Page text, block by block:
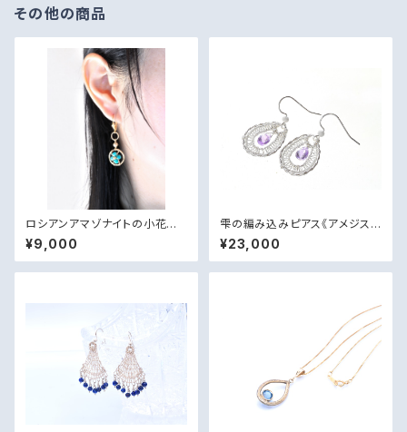
その他の商品
ロシアンアマゾナイトの小花の
ピアス・14kgf
¥9,000
雫の編み込みピアス《アメジス
ト・silver925》
¥23,000